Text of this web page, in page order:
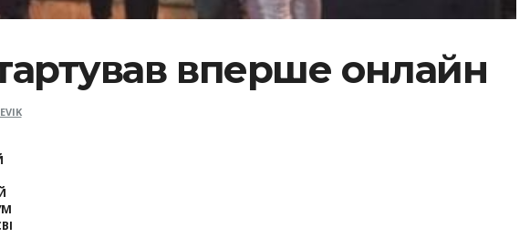
вперше онлайн